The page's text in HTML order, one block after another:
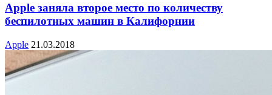
Apple заняла второе место по количеству
беспилотных машин в Калифорнии
Apple 21.03.2018